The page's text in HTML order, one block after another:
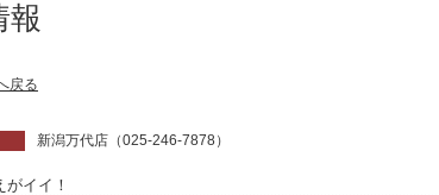
報
戻る
新潟万代店（025-246-7878）
イイ！